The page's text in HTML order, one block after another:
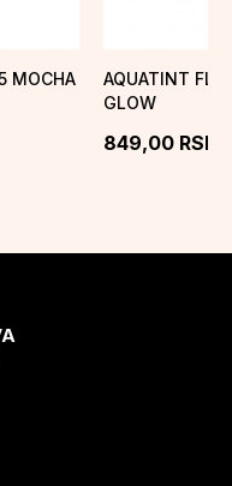
MOCHA
AQUATINT
GLOW
849,00 RSD